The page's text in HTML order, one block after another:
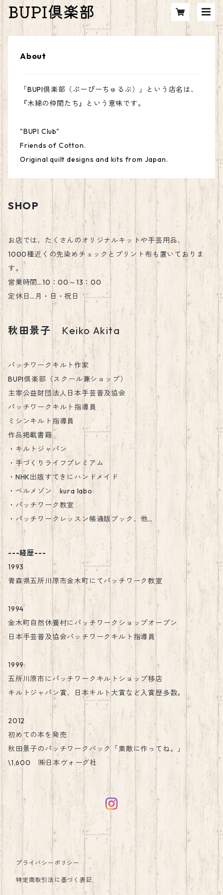
About
「BUPI倶楽部（ぷーぴーちゅるぶ）」という店名は、
『木綿の仲間たち』という意味です。
"BUPI Club"
Friends of Cotton.
Original quilt designs and kits from Japan.
SHOP
お店では、たくさんのオリジナルキットや手芸用品、
1000種近くの先染めチェックとプリント布も置いておりま
す。
営業時間…10：00～13：00
定休日…月・日・祝日
秋田景子 Keiko Akita
パッチワークキルト作家
BUPI倶楽部（スクール兼ショップ）
主宰公益財団法人日本手芸普及協会
パッチワークキルト指導員
ミシンキルト指導員
作品掲載書籍
・キルトジャパン
・手づくりライフプレミアム
・NHK出版すてきにハンドメイド
・ベルメゾン kura labo
・パッチワーク教室
・パッチワークレッスン帳通販ブック、他…
---経歴---
1993
青森県五所川原市金木町にてパッチワーク教室
1994
金木町自然休養村にパッチワークショップオープン
日本手芸普及協会パッチワークキルト指導員
1999
五所川原市にパッチワークキルトショップ移店
キルトジャパン賞、日本キルト大賞など入賞歴多数。
2012
初めての本を発売
秋田景子のパッチワークバック「素敵に作ってね。」
\1,600 ㈱日本ヴォーグ社
プライバシーポリシー
特定商取引法に基づく表記